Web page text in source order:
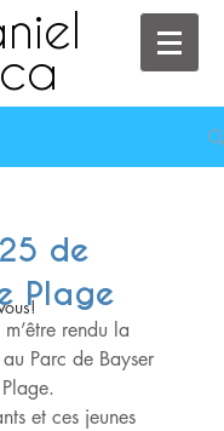
de
Plage
rendu la
Parc de Bayser
et ces jeunes